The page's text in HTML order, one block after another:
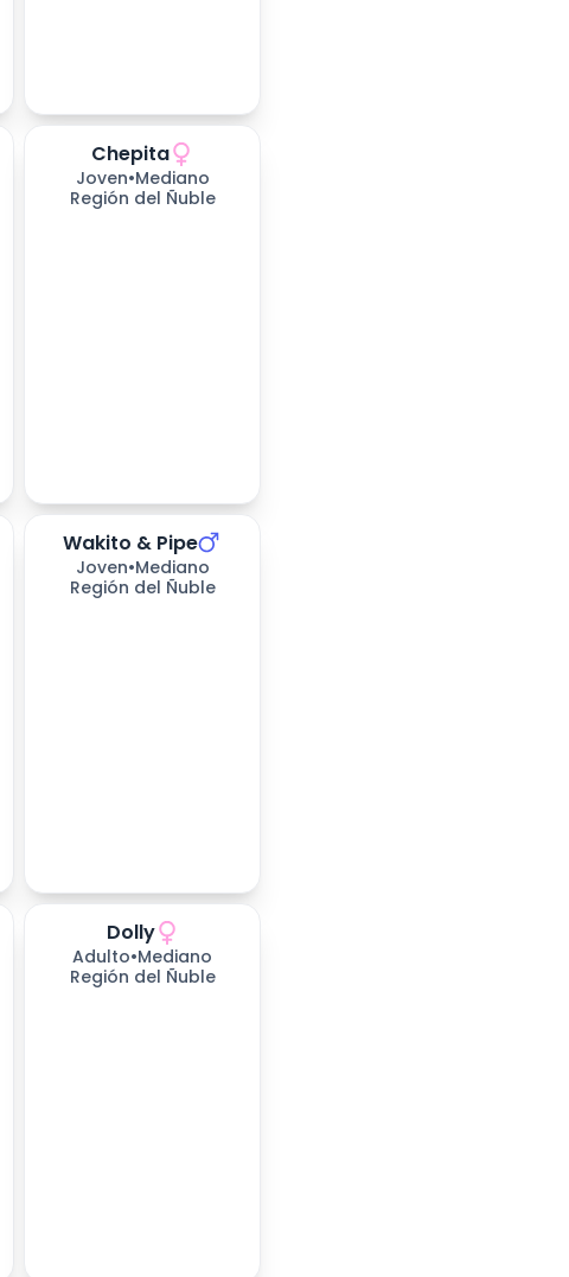
días esperando
Chepita
Joven•Mediano
Región del Ñuble
669días esperando
Wakito & Pipe
Joven•Mediano
Región del Ñuble
días esperando
Dolly
Adulto•Mediano
Región del Ñuble